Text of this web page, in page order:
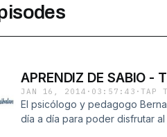
APRENDIZ DE SABIO -
JAN 16, 2014 · 03:57:43 ·TAP
El psicólogo y pedagogo
día a día para poder disfrutar